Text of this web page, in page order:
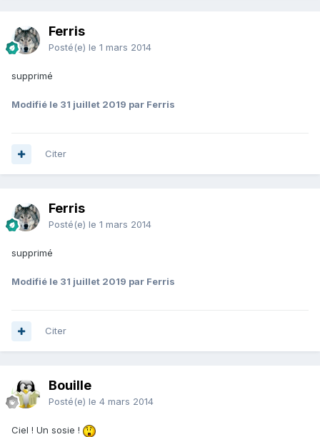
Ferris
Posté(e) le 1 mars 2014
supprimé
Modifié le 31 juillet 2019 par Ferris
Citer
Ferris
Posté(e) le 1 mars 2014
supprimé
Modifié le 31 juillet 2019 par Ferris
Citer
Bouille
Posté(e) le 4 mars 2014
Ciel ! Un sosie !